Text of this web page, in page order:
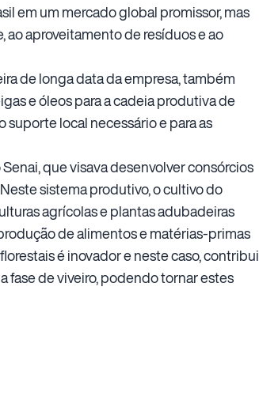
em um mercado global promissor, mas
aproveitamento de resíduos e ao
de longa data da empresa, também
e óleos para a cadeia produtiva de
local necessário e para as
que visava desenvolver consórcios
sistema produtivo, o cultivo do
agrícolas e plantas adubadeiras
de alimentos e matérias-primas
é inovador e neste caso, contribui
fase de viveiro, podendo tornar estes